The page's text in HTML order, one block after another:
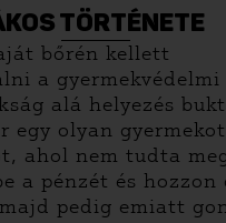
TÖRTÉNETE
bőrén kellett
a gyermekvédelmi
alá helyezés
egy olyan
ahol nem tudta
a pénzét és
pedig emiatt